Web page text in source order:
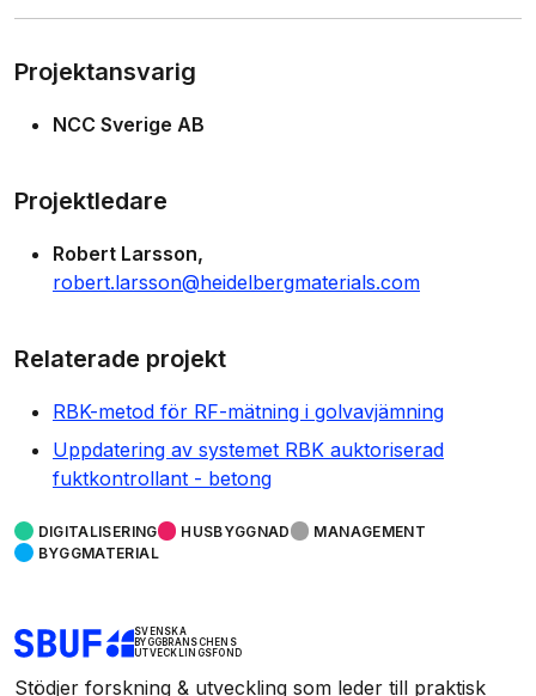
Projektansvarig
NCC Sverige AB
Projektledare
Robert Larsson
robert.larsson@heidelbergmaterials.com
Relaterade projekt
RBK-metod för RF-mätning i golvavjämning
Uppdatering av systemet RBK auktoriserad
fuktkontrollant - betong
DIGITALISERING HUSBYGGNAD
MANAGEMENT
BYGGMATERIAL
SVENSKA
BYGGBRANSCHENS
UTVECKLINGSFOND
Stödjer forskning & utveckling som leder till praktisk